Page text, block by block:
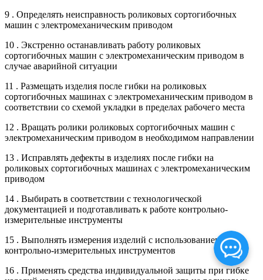
9 . Определять неисправность роликовых сортогибочных
машин с электромеханическим приводом
10 . Экстренно останавливать работу роликовых
сортогибочных машин с электромеханическим приводом в
случае аварийной ситуации
11 . Размещать изделия после гибки на роликовых
сортогибочных машинах с электромеханическим приводом в
соответствии со схемой укладки в пределах рабочего места
12 . Вращать ролики роликовых сортогибочных машин с
электромеханическим приводом в необходимом направлении
13 . Исправлять дефекты в изделиях после гибки на
роликовых сортогибочных машинах с электромеханическим
приводом
14 . Выбирать в соответствии с технологической
документацией и подготавливать к работе контрольно-
измерительные инструменты
15 . Выполнять измерения изделий с использованием
контрольно-измерительных инструментов
16 . Применять средства индивидуальной защиты при гибке